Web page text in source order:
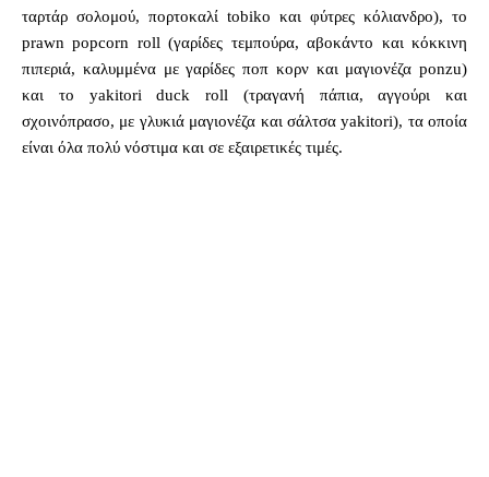
ταρτάρ σολομού, πορτοκαλί tobiko και φύτρες κόλιανδρο), το
prawn popcorn roll (γαρίδες τεμπούρα, αβοκάντο και κόκκινη
πιπεριά, καλυμμένα με γαρίδες ποπ κορν και μαγιονέζα ponzu)
και το yakitori duck roll (τραγανή πάπια, αγγούρι και
σχοινόπρασο, με γλυκιά μαγιονέζα και σάλτσα yakitori), τα οποία
είναι όλα πολύ νόστιμα και σε εξαιρετικές τιμές.